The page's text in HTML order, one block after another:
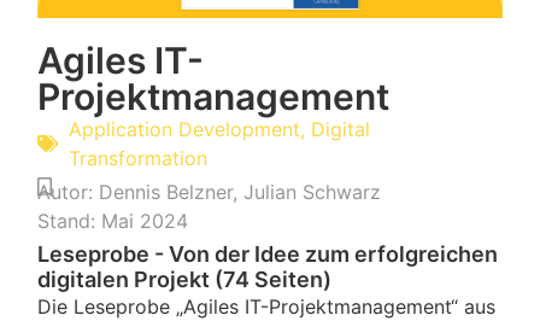
Agiles IT-
Projektmanagement
Application Development, Digital
Transformation
Autor: Dennis Belzner, Julian Schwarz
Stand: Mai 2024
Leseprobe - Von der Idee zum erfolgreichen
digitalen Projekt (74 Seiten)
Die Leseprobe „Agiles IT-Projektmanagement“ aus